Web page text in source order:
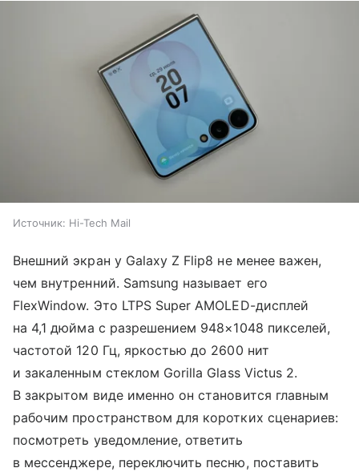
Источник: Hi-Tech Mail
Внешний экран у Galaxy Z Flip8 не менее важен,
чем внутренний. Samsung называет его
FlexWindow. Это LTPS Super AMOLED-дисплей
на 4,1 дюйма с разрешением 948×1048 пикселей,
частотой 120 Гц, яркостью до 2600 нит
и закаленным стеклом Gorilla Glass Victus 2.
В закрытом виде именно он становится главным
рабочим пространством для коротких сценариев:
посмотреть уведомление, ответить
в мессенджере, переключить песню, поставить